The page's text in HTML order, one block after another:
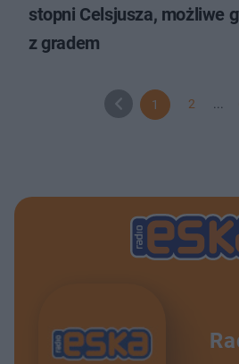
stopni Celsjusza, możliwe
z gradem
1 2